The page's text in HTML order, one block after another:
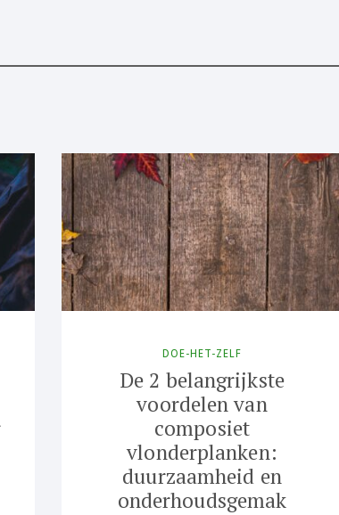
PIN IT
DOE-HET-ZELF
De 2 belangrijkste
voordelen van
composiet
vlonderplanken:
duurzaamheid en
onderhoudsgemak